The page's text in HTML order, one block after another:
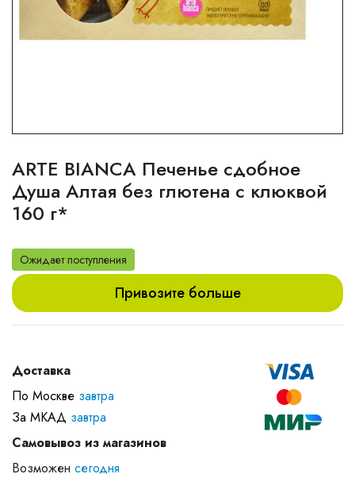
ARTE BIANCA Печенье сдобное
Душа Алтая без глютена с клюквой
160 г*
Ожидает поступления
Привозите больше
Доставка
По Москве завтра
За МКАД завтра
Самовывоз из магазинов
Возможен сегодня